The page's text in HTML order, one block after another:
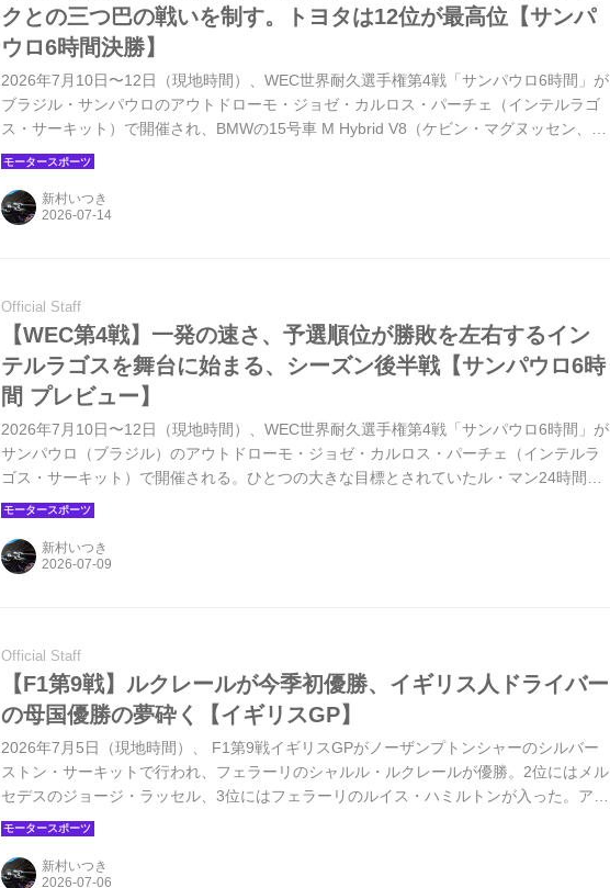
クとの三つ巴の戦いを制す。トヨタは12位が最高位【サンパ
ウロ6時間決勝】
2026年7月10日〜12日（現地時間）、WEC世界耐久選手権第4戦「サンパウロ6時間」が
ブラジル・サンパウロのアウトドローモ・ジョゼ・カルロス・パーチェ（インテルラゴ
ス・サーキット）で開催され、BMWの15号車 M Hybrid V8（ケビン・マグヌッセン、ド
リス・ファントール、ラファエレ・マルチェッロ）が、フェラーリ、キャデラックとの
ヨタはふるわず、ル・マン優勝車の7号車は12位、8号車17位に終わった。
新村いつき
Official Staff
【WEC第4戦】一発の速さ、予選順位が勝敗を左右するイン
テルラゴスを舞台に始まる、シーズン後半戦【サンパウロ6時
間 プレビュー】
2026年7月10日〜12日（現地時間）、WEC世界耐久選手権第4戦「サンパウロ6時間」が
サンパウロ（ブラジル）のアウトドローモ・ジョゼ・カルロス・パーチェ（インテルラ
ゴス・サーキット）で開催される。ひとつの大きな目標とされていたル・マン24時間を
終えて、シーズンは後半戦に突入する。
新村いつき
Official Staff
【F1第9戦】ルクレールが今季初優勝、イギリス人ドライバー
の母国優勝の夢砕く【イギリスGP】
2026年7月5日（現地時間）、 F1第9戦イギリスGPがノーザンプトンシャーのシルバー
ストン・サーキットで行われ、フェラーリのシャルル・ルクレールが優勝。2位にはメル
セデスのジョージ・ラッセル、3位にはフェラーリのルイス・ハミルトンが入った。アン
トネッリはスプリントを制したものの、決勝ではマシントラブルから無得点に終わっ
新村いつき